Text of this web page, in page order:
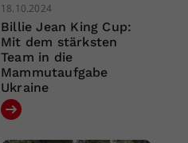
18.10.2024
Billie Jean King Cup:
Mit dem stärksten
Team in die
Mammutaufgabe
Ukraine